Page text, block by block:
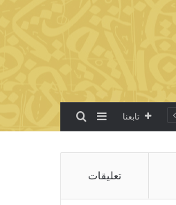
تابعنا إضافة عمود جانبي
بحث عن
تعليقات